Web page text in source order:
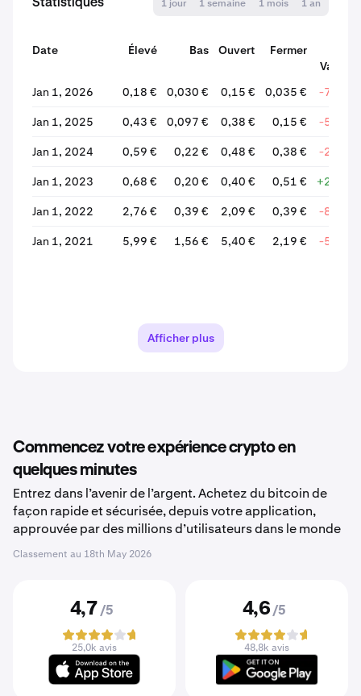
Statistiques 1 jour 1 semaine 1 mois 1 an
Date Élevé Bas Ouvert Fermer
Jan 1, 2026
0,18 € 0,030 € 0,15 € 0,035 € -76,50
Jan 1, 2025 0,43 € 0,097 € 0,38 € 0,15 € -59,37
Jan 1, 2024 0,59 € 0,22 € 0,48 € 0,38 € -20,63
Jan 1, 2023 0,68 € 0,20 € 0,40 € 0,51 € +26,41
Jan 1, 2022 2,76 € 0,39 € 2,09 € 0,39 € -81,20
Jan 1, 2021 5,99 € 1,56 € 5,40 € 2,19 € -59,40
Afficher plus
Commencez votre expérience crypto en
quelques minutes
Entrez dans l’avenir de l’argent. Achetez du bitcoin de
façon rapide et sécurisée, depuis votre application,
approuvée par des millions d’utilisateurs dans le monde
Classement au 18th May 2026
4,7 /5
25,0k avis
4,6 /5
48,8k avis